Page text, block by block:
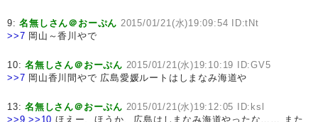
9:名無しさん＠おーぷん 2015/01/21(水)19:09:54 ID:tNt
>>7 岡山～香川やで
10:名無しさん＠おーぷん 2015/01/21(水)19:10:19 ID:GV5
>>7 岡山香川間やで 広島愛媛ルートはしまなみ海道や
13:名無しさん＠おーぷん 2015/01/21(水)19:12:05 ID:ksl
>>9 >>10 ほえー、ほうか、広島はしまなみ海道やったな…… また